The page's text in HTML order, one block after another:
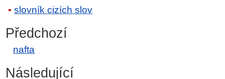
slovník cizích slov
Předchozí
nafta
Následující